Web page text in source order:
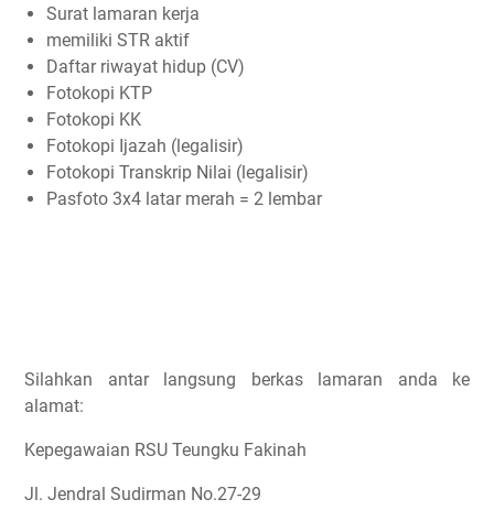
Surat lamaran kerja
memiliki STR aktif
Daftar riwayat hidup (CV)
Fotokopi KTP
Fotokopi KK
Fotokopi Ijazah (legalisir)
Fotokopi Transkrip Nilai (legalisir)
Pasfoto 3x4 latar merah = 2 lembar
Silahkan antar langsung berkas lamaran anda ke
alamat:
Kepegawaian RSU Teungku Fakinah
Jl. Jendral Sudirman No.27-29